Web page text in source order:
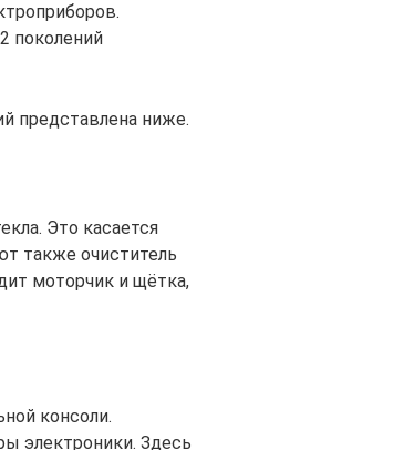
поколений
представлена ниже.
Это касается
также очиститель
моторчик и щётка,
консоли.
электроники. Здесь